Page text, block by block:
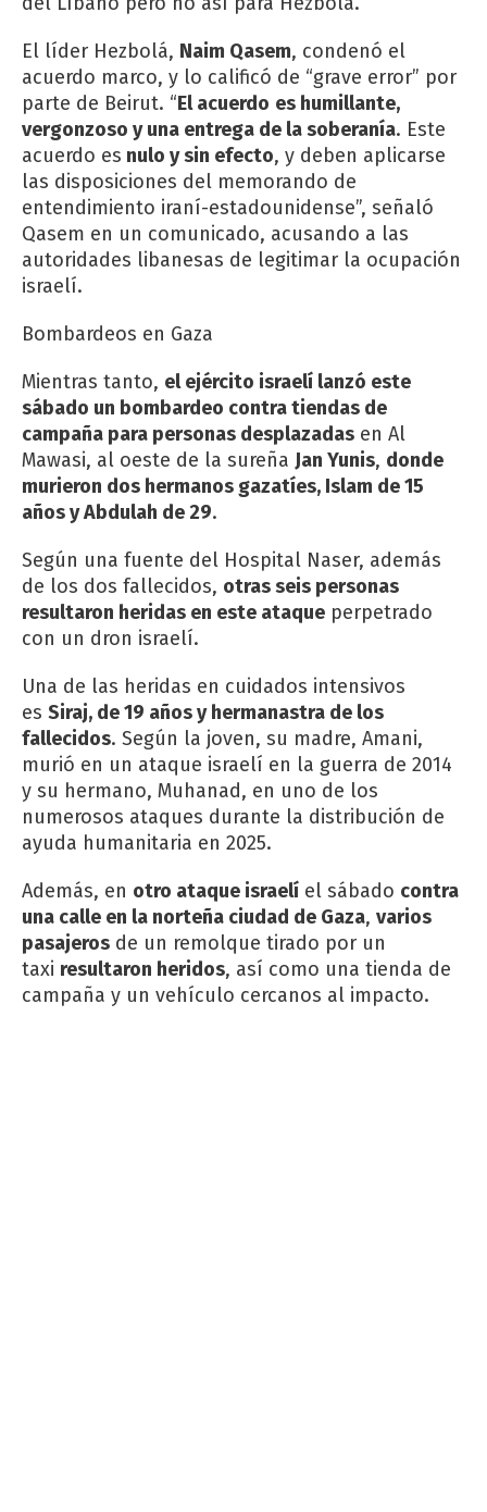
El líder Hezbolá, Naim Qasem, condenó el
acuerdo marco, y lo calificó de “grave error” por
parte de Beirut. “El acuerdo es humillante,
vergonzoso y una entrega de la soberanía. Este
acuerdo es nulo y sin efecto, y deben aplicarse
las disposiciones del memorando de
entendimiento iraní-estadounidense”, señaló
Qasem en un comunicado, acusando a las
autoridades libanesas de legitimar la ocupación
israelí.
Bombardeos en Gaza
Mientras tanto, el ejército israelí lanzó este
sábado un bombardeo contra tiendas de
campaña para personas desplazadas en Al
Mawasi, al oeste de la sureña Jan Yunis, donde
murieron dos hermanos gazatíes, Islam de 15
años y Abdulah de 29.
Según una fuente del Hospital Naser, además
de los dos fallecidos, otras seis personas
resultaron heridas en este ataque perpetrado
con un dron israelí.
Una de las heridas en cuidados intensivos
es Siraj, de 19 años y hermanastra de los
fallecidos. Según la joven, su madre, Amani,
murió en un ataque israelí en la guerra de 2014
y su hermano, Muhanad, en uno de los
numerosos ataques durante la distribución de
ayuda humanitaria en 2025.
Además, en otro ataque israelí el sábado contra
una calle en la norteña ciudad de Gaza, varios
pasajeros de un remolque tirado por un
taxi resultaron heridos, así como una tienda de
campaña y un vehículo cercanos al impacto.